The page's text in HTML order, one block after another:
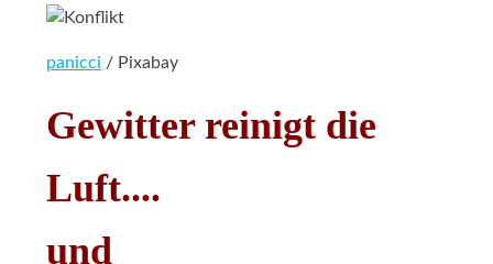
panicci / Pixabay
Gewitter reinigt die
Luft....
und